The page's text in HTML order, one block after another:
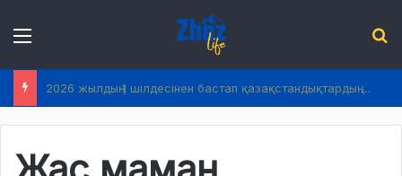
2026 жылдың 1 шілдесінен бастап қазақстандықтардың өмірінде не өзгереді?